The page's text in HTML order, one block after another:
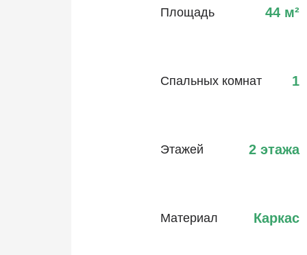
Площадь 44 м²
Спальных комнат 1
Этажей 2 этажа
Материал Каркас